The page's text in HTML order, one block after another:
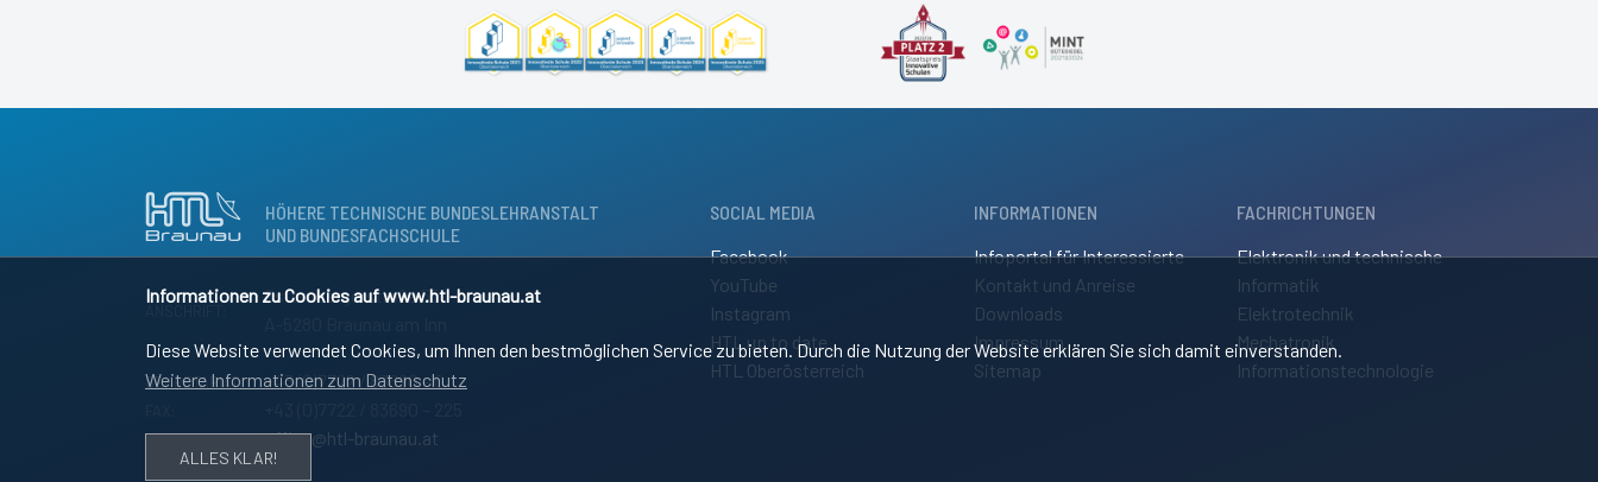
Informationen zu Cookies auf www.htl-braunau.at
Diese Website verwendet Cookies, um Ihnen den bestmöglichen Service zu bieten. Durch die Nutzung der Website erklären Sie sich damit einverstanden.
Weitere Informationen zum Datenschutz
ALLES KLAR!
HÖHERE TECHNISCHE BUNDESLEHRANSTALT
UND BUNDESFACHSCHULE
Osternbergerstraße 55
SEKRETARIAT: +43 (0)7722 / 83690 – 0
E-MAIL: office@htl-braunau.at
SOCIAL MEDIA
Facebook
YouTube
Instagram
HTL up to date
HTL Oberösterreich
INFORMATIONEN
Infoportal für Interessierte
Kontakt und Anreise
Downloads
Impressum
Sitemap
FACHRICHTUNGEN
Elektronik und technische
Informatik
Elektrotechnik
Mechatronik
Informationstechnologie